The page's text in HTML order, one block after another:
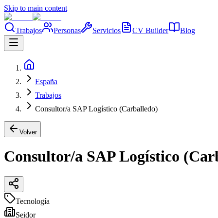
Skip to main content
Trabajos Personas Servicios CV Builder Blog
España
Trabajos
Consultor/a SAP Logístico (Carballedo)
Volver
Consultor/a SAP Logístico
Tecnología
Seidor